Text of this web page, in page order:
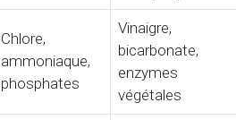
Chlore,
ammoniaque,
phosphates
Vinaigre,
bicarbonate,
enzymes
végétales